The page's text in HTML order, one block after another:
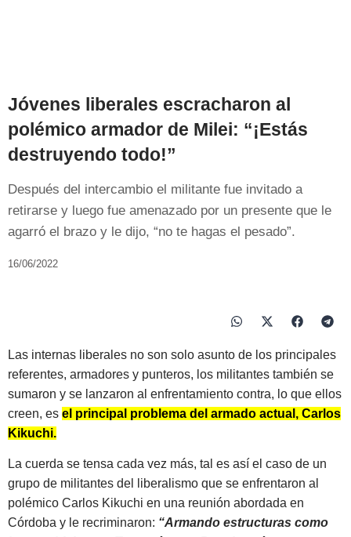
Jóvenes liberales escracharon al
polémico armador de Milei: “¡Estás
destruyendo todo!”
Después del intercambio el militante fue invitado a
retirarse y luego fue amenazado por un presente que le
agarró el brazo y le dijo, “no te hagas el pesado”.
16/06/2022
Las internas liberales no son solo asunto de los principales
referentes, armadores y punteros, los militantes también se
sumaron y se lanzaron al enfrentamiento contra, lo que ellos
creen, es el principal problema del armado actual, Carlos
Kikuchi.
La cuerda se tensa cada vez más, tal es así el caso de un
grupo de militantes del liberalismo que se enfrentaron al
polémico Carlos Kikuchi en una reunión abordada en
Córdoba y le recriminaron: “Armando estructuras como